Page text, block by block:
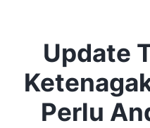
Update
Perlu